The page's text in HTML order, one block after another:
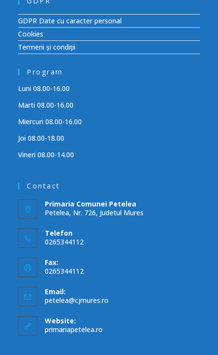
GDPR Date cu caracter personal
Cookies
Termeni și condiții
Program
Luni 08.00-16.00
Marti 08.00-16.00
Miercuri 08.00-16.00
Joi 08.00-18.00
Vineri 08.00-14.00
Contact
Primaria Comunei Petelea
Petelea, Nr. 726, Judetul Mures
Telefon
0265344112
Fax:
0265344112
Email:
petelea@cjmures.ro
Website:
primariapetelea.ro